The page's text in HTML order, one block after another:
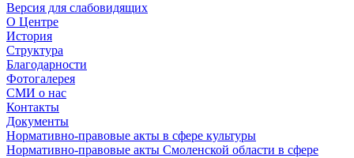
Версия для слабовидящих
О Центре
История
Структура
Благодарности
Фотогалерея
СМИ о нас
Контакты
Документы
Нормативно-правовые акты в сфере культуры
Нормативно-правовые акты Смоленской области в сфере